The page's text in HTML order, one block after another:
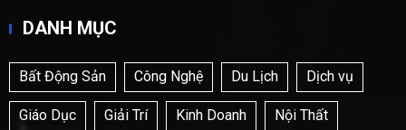
DANH MỤC
Bất Động Sản Công Nghệ Du Lịch Dịch vụ
Giáo Dục Giải Trí Kinh Doanh Nội Thất